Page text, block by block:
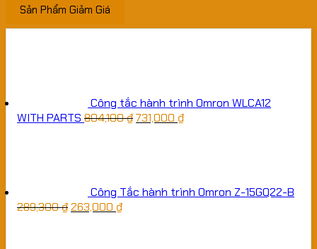
Sản Phẩm Giảm Giá
Công tắc hành trình Omron WLCA12
WITH PARTS 804,100₫731,000 ₫
Công Tắc hành trình Omron Z-15GQ22-B
289,300₫263,000 ₫